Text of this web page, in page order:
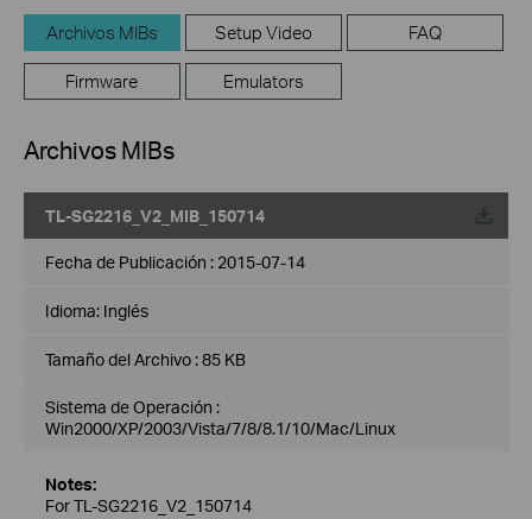
Archivos MIBs Setup Video FAQ
Firmware Emulators
Archivos MIBs
TL-SG2216_V2_MIB_150714
Fecha de Publicación : 2015-07-14
Idioma: Inglés
Tamaño del Archivo :85 KB
Sistema de Operación :
Win2000/XP/2003/Vista/7/8/8.1/10/Mac/Linux
Notes:
For TL-SG2216_V2_150714